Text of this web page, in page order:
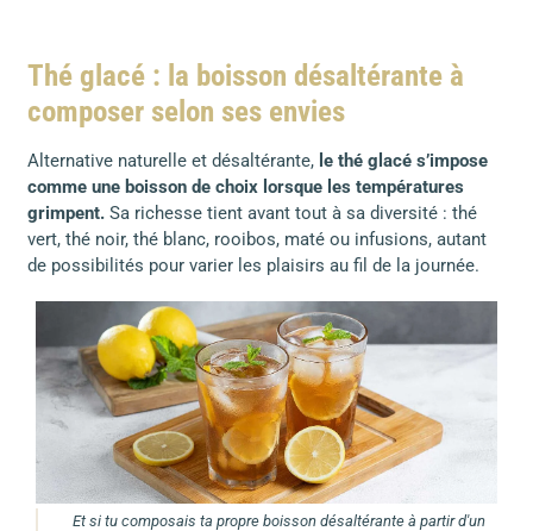
Thé glacé : la boisson désaltérante à
composer selon ses envies
Alternative naturelle et désaltérante, le thé glacé s’impose
comme une boisson de choix lorsque les températures
grimpent.Sa richesse tient avant tout à sa diversité : thé
vert, thé noir, thé blanc, rooibos, maté ou infusions, autant
de possibilités pour varier les plaisirs au fil de la journée.
Et si tu composais ta propre boisson désaltérante à partir d'un